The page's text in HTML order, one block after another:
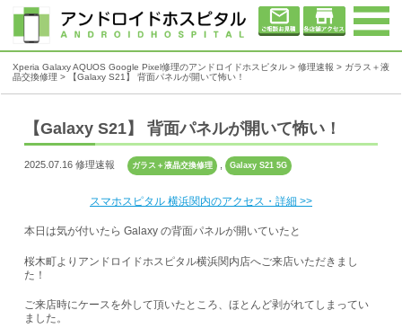
Xperia Galaxy AQUOS Google Pixel修理のアンドロイドホスピタル > 修理速報 > ガラス＋液
晶交換修理 > 【Galaxy S21】 背面パネルが開いて怖い！
【Galaxy S21】 背面パネルが開いて怖い！
2025.07.16 修理速報 ガラス＋液晶交換修理 , Galaxy S21 5G
スマホスピタル 横浜関内のアクセス・詳細 >>
本日は気が付いたら Galaxy の背面パネルが開いていたと
桜木町よりアンドロイドホスピタル横浜関内店へご来店いただきまし
た！
ご来店時にケースを外して頂いたところ、ほとんど剥がれてしまってい
ました。